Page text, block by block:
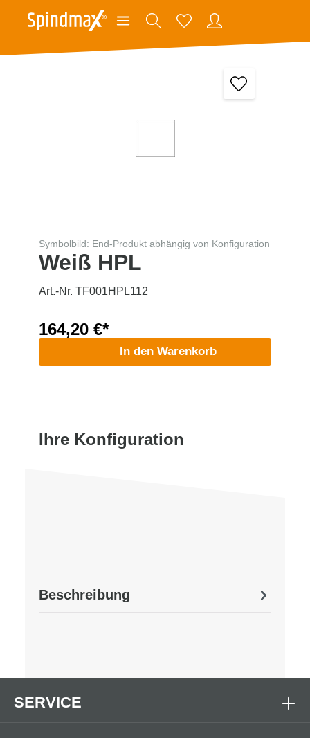
Symbolbild: End-Produkt abhängig von Konfiguration
Weiß HPL
Art.-Nr. TF001HPL112
164,20 €*
In den Warenkorb
Ihre Konfiguration
Beschreibung
SERVICE